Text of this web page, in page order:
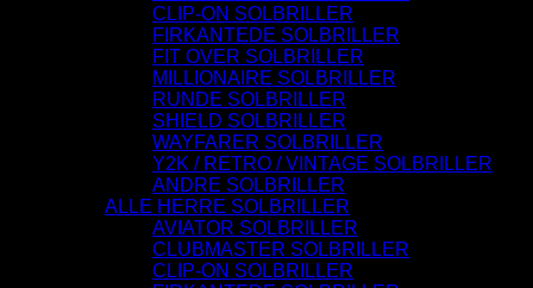
CLIP-ON SOLBRILLER
FIRKANTEDE SOLBRILLER
FIT OVER SOLBRILLER
MILLIONAIRE SOLBRILLER
RUNDE SOLBRILLER
SHIELD SOLBRILLER
WAYFARER SOLBRILLER
Y2K / RETRO / VINTAGE SOLBRILLER
ANDRE SOLBRILLER
ALLE HERRE SOLBRILLER
AVIATOR SOLBRILLER
CLUBMASTER SOLBRILLER
CLIP-ON SOLBRILLER